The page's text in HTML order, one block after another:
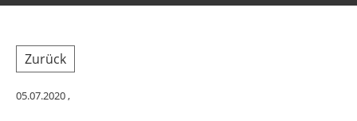
Zurück
05.07.2020,